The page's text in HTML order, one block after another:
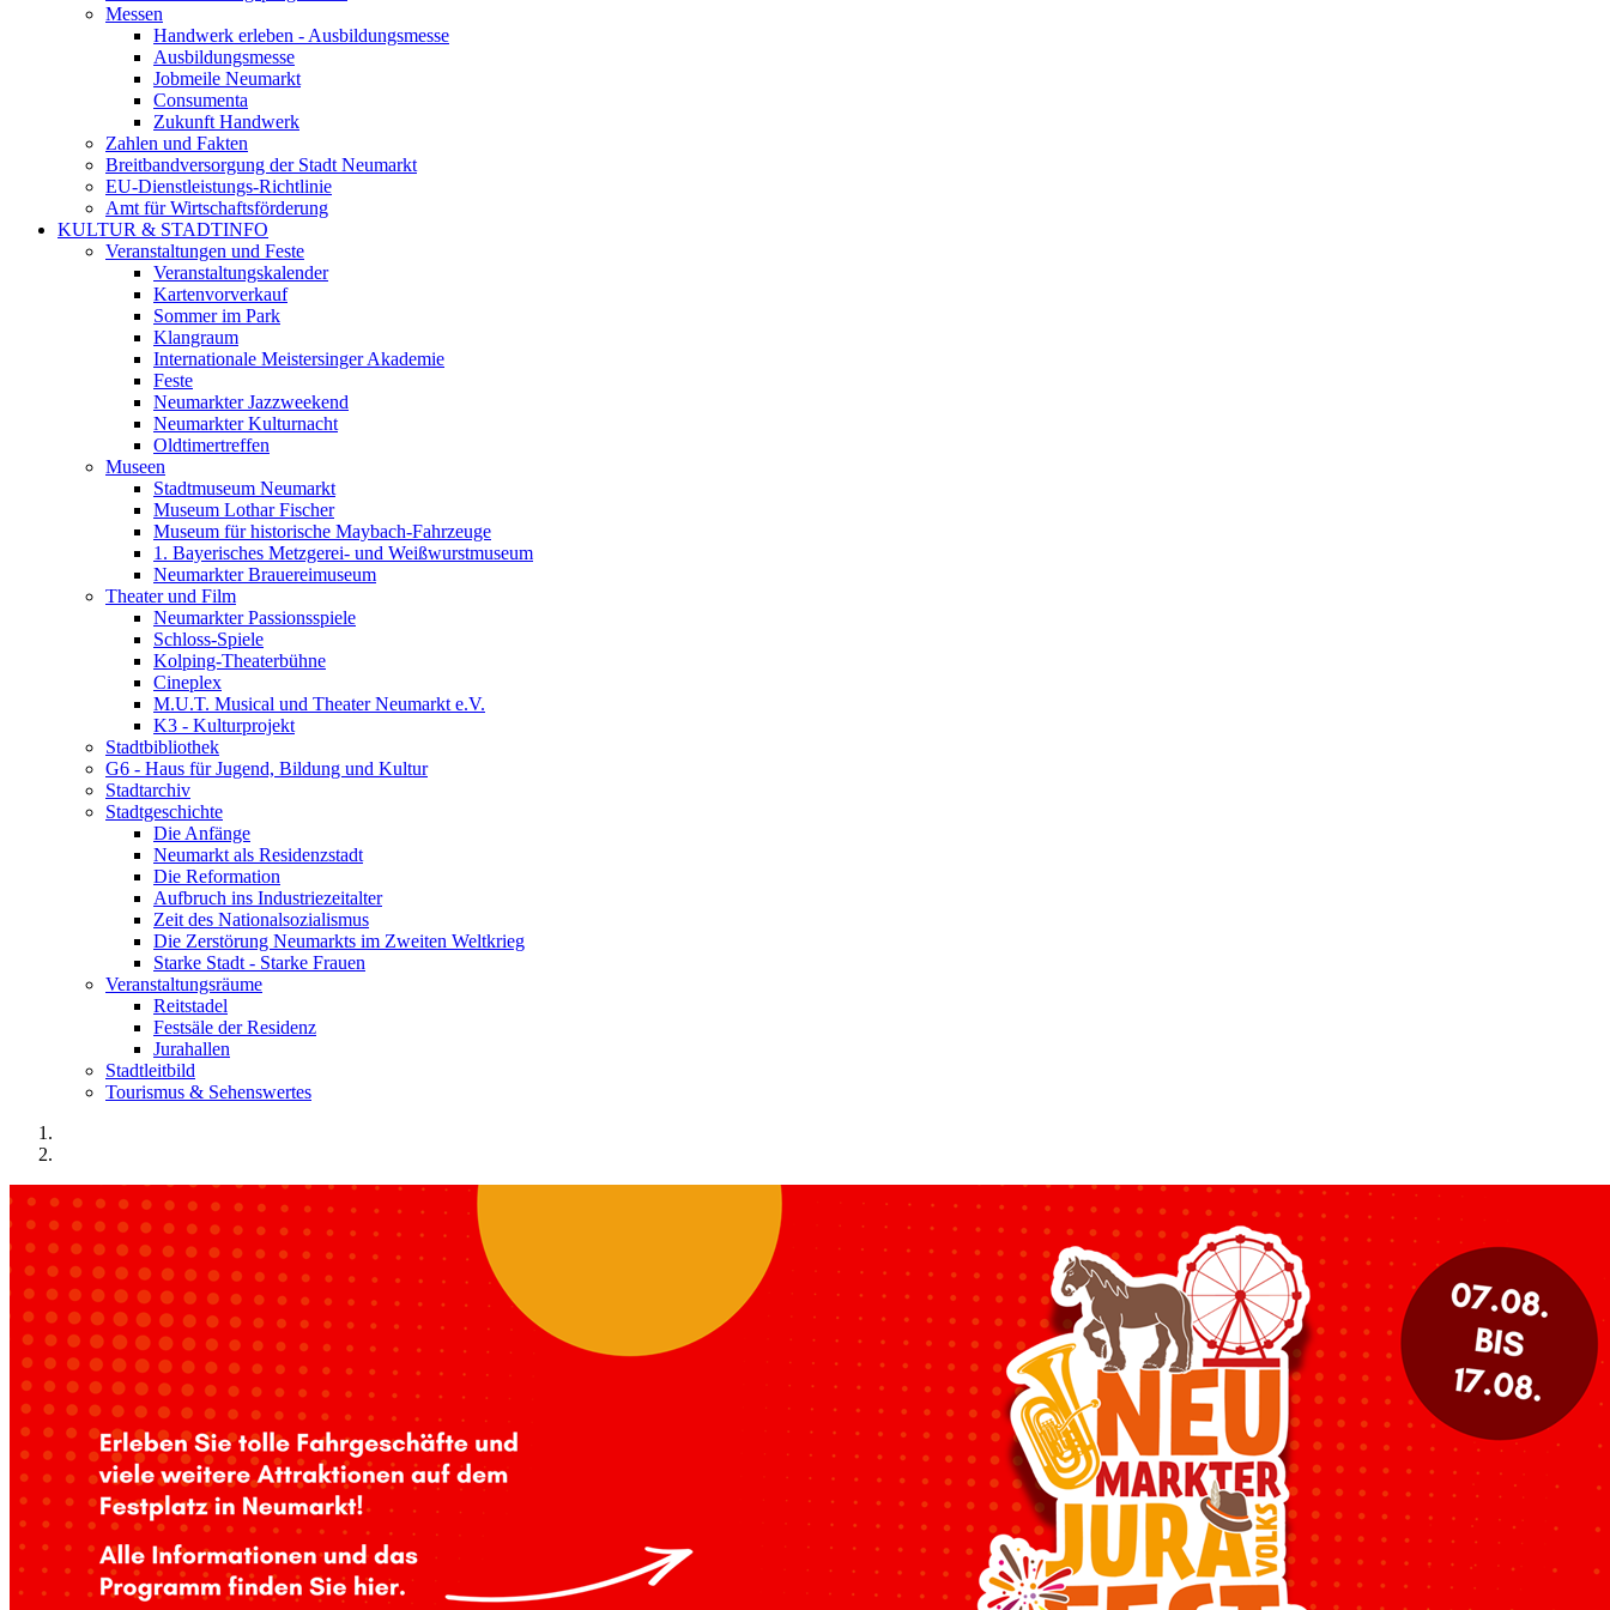
Messen
Handwerk erleben - Ausbildungsmesse
Ausbildungsmesse
Jobmeile Neumarkt
Consumenta
Zukunft Handwerk
Zahlen und Fakten
Breitbandversorgung der Stadt Neumarkt
EU-Dienstleistungs-Richtlinie
Amt für Wirtschaftsförderung
KULTUR & STADTINFO
Veranstaltungen und Feste
Veranstaltungskalender
Kartenvorverkauf
Sommer im Park
Klangraum
Internationale Meistersinger Akademie
Feste
Neumarkter Jazzweekend
Neumarkter Kulturnacht
Oldtimertreffen
Museen
Stadtmuseum Neumarkt
Museum Lothar Fischer
Museum für historische Maybach-Fahrzeuge
1. Bayerisches Metzgerei- und Weißwurstmuseum
Neumarkter Brauereimuseum
Theater und Film
Neumarkter Passionsspiele
Schloss-Spiele
Kolping-Theaterbühne
Cineplex
M.U.T. Musical und Theater Neumarkt e.V.
K3 - Kulturprojekt
Stadtbibliothek
G6 - Haus für Jugend, Bildung und Kultur
Stadtarchiv
Stadtgeschichte
Die Anfänge
Neumarkt als Residenzstadt
Die Reformation
Aufbruch ins Industriezeitalter
Zeit des Nationalsozialismus
Die Zerstörung Neumarkts im Zweiten Weltkrieg
Starke Stadt - Starke Frauen
Veranstaltungsräume
Reitstadel
Festsäle der Residenz
Jurahallen
Stadtleitbild
Tourismus & Sehenswertes